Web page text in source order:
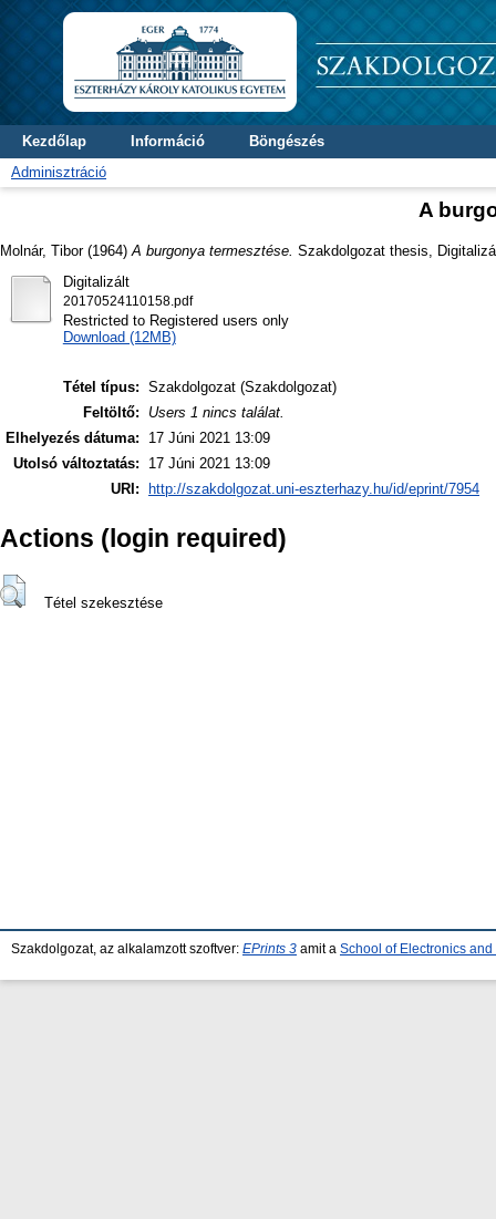
Kezdőlap Információ
Böngészés
Adminisztráció
A
Molnár, Tibor(1964) A burgonya termesztése. Szakdolgozat thesis,
Digitalizált
20170524110158.pdf
Restricted to Registered users only
Download (12MB)
Tétel típus: Szakdolgozat (Szakdolgozat)
Feltöltő:
Users 1 nincs találat.
Elhelyezés dátuma:
17 Júni 2021 13:09
Utolsó változtatás:
17 Júni 2021 13:09
URI:
http://szakdolgozat.uni-eszterhazy.hu/id/eprint/7954
Actions (login required)
Tétel szekesztése
Szakdolgozat, az alkalamzott szoftver: EPrints 3 amit a School of Electronics